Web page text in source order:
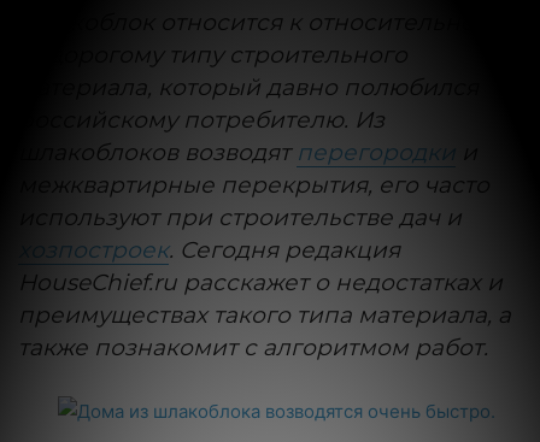
Шлакоблок относится к относительно
недорогому типу строительного
материала, который давно полюбился
российскому потребителю. Из
шлакоблоков возводят перегородки
межквартирные перекрытия, его часто
используют при строительстве дач и
хозпостроек. Сегодня редакция
HouseChief.ru расскажет о недостатках и
преимуществах такого типа материала, а
также познакомит с алгоритмом работ.